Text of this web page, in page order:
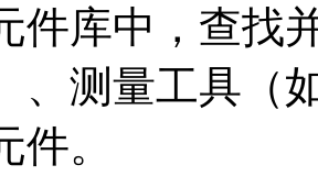
件库中，查找
、测量工具（
件。